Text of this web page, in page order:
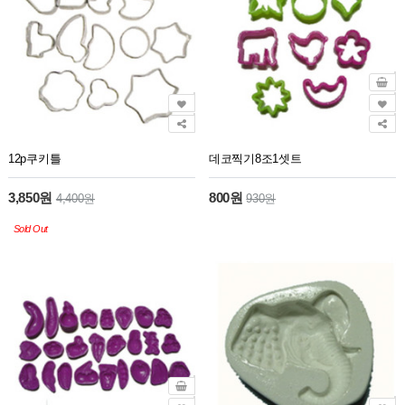
12p쿠키틀
3,850원 4,400원
Sold Out
데코찍기8조1셋트
800원930원